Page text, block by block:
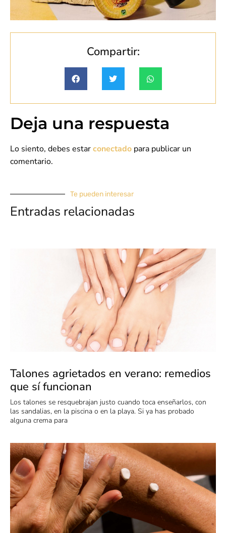
Compartir:
Deja una respuesta
Lo siento, debes estarconectado para publicar un
comentario.
Te pueden interesar
Entradas relacionadas
Talones agrietados en verano: remedios
que sí funcionan
Los talones se resquebrajan justo cuando toca enseñarlos, con
las sandalias, en la piscina o en la playa. Si ya has probado
alguna crema para